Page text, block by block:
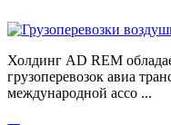
Холдинг AD REM
грузоперевозок авиа
международной ассо ...